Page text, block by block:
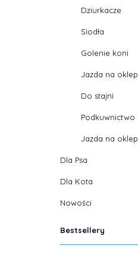
Dziurkacze
Siodła
Golenie koni
Jazda na oklep
Do stajni
Podkuwnictwo
Jazda na oklep
Dla Psa
Dla Kota
Nowości
Bestsellery